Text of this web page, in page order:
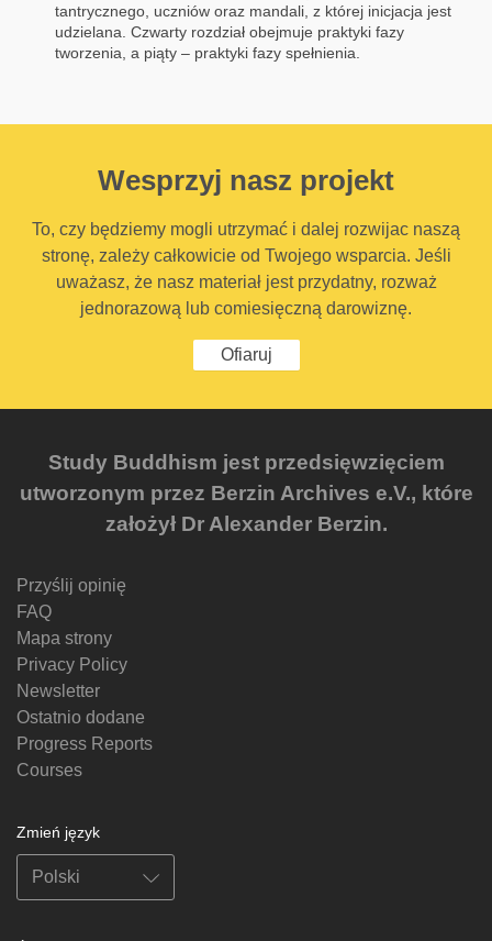
tantrycznego, uczniów oraz mandali, z której inicjacja jest
udzielana. Czwarty rozdział obejmuje praktyki fazy
tworzenia, a piąty – praktyki fazy spełnienia.
Wesprzyj nasz projekt
To, czy będziemy mogli utrzymać i dalej rozwijac naszą
stronę, zależy całkowicie od Twojego wsparcia. Jeśli
uważasz, że nasz materiał jest przydatny, rozważ
jednorazową lub comiesięczną darowiznę.
Ofiaruj
Study Buddhism jest przedsięwzięciem
utworzonym przez Berzin Archives e.V., które
założył Dr Alexander Berzin.
Przyślij opinię
FAQ
Mapa strony
Privacy Policy
Newsletter
Ostatnio dodane
Progress Reports
Courses
Zmień język